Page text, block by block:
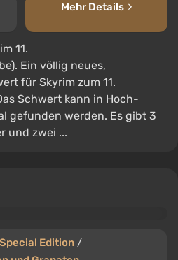
Mehr Details
11.
Ein völlig neues,
für Skyrim zum 11.
Schwert kann in Hoch-
gefunden werden. Es gibt 3
und zwei ...
Edition /